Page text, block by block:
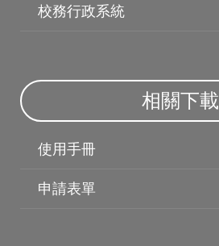
校務行政系統
相關下載
使用手冊
申請表單